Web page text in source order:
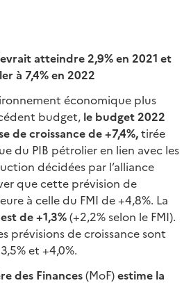
atteindre 2,9% en 2021 et
à 7,4% en 2022
économique plus
budget, le budget 2022
de croissance de +7,4%,tirée
du PIB pétrolier en lien avec les
décidées par l’alliance
que cette prévision de
à celle du FMI de +4,8%. La
de +1,3%(+2,2% selon le FMI).
prévisions de croissance sont
et +4,0%.
des Finances(MoF)estime la